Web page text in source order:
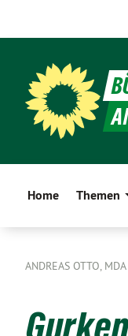
Home Themen
ANDREAS OTTO, MDA